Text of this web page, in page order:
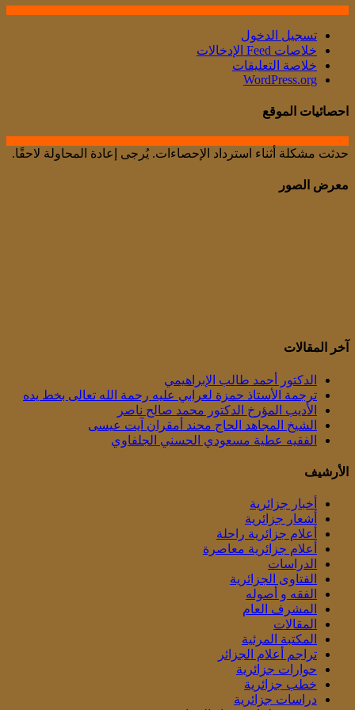
تسجيل الدخول
خلاصات Feed الإدخالات
خلاصة التعليقات
WordPress.org
احصائيات الموقع
حدثت مشكلة أثناء استرداد الإحصاءات. يُرجى إعادة المحاولة لاحقًا.
معرض الصور
آخر المقالات
الدكتور أحمد طالب الإبراهيمي
ترجمة الأستاذ حمزة لعرابي عليه رحمة الله تعالى بخط يده
الأديب المؤرخ الدكتور محمد صالح ناصر
الشيخ المجاهد الحاج محند أمقران آيت عيسى
الفقيه عطية مسعودي الحسني الجلفاوي
الأرشيف
أخبار جزائرية
أشعار جزائرية
أعلام جزائرية راحلة
أعلام جزائرية معاصرة
الدراسات
الفتاوى الجزائرية
الفقه و أصوله
المشرف العام
المقالات
المكتبة المرئية
تراجم أعلام الجزائر
حوارات جزائرية
خطب جزائرية
دراسات جزائرية